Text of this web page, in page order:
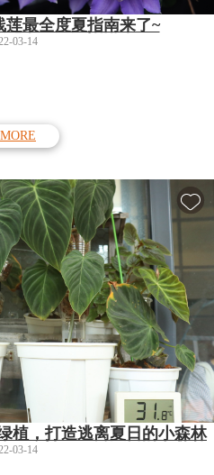
莲最全度夏指南来了~
03-14
植，打造逃离夏日的小森林
03-14